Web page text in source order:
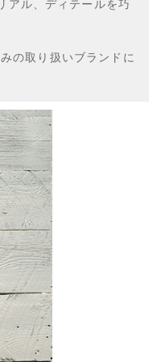
アル、ディテールを巧
の取り扱いブランドに